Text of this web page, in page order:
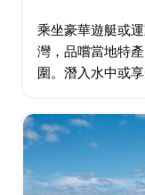
乘坐豪華遊艇或
灣，品嚐當地特
圍。潛入水中或
您準備的美味佳